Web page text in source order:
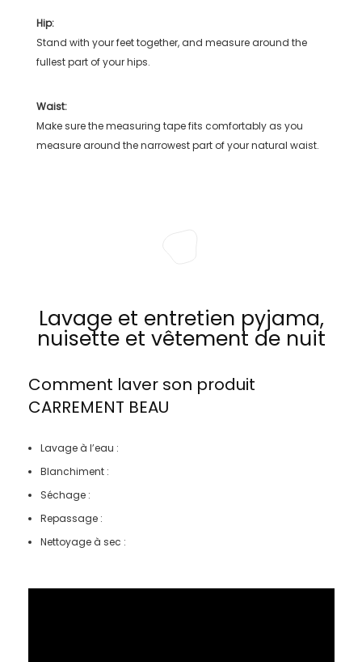
Hip:
Stand with your feet together, and measure around the
fullest part of your hips.
Waist:
Make sure the measuring tape fits comfortably as you
measure around the narrowest part of your natural waist.
Lavage et entretien pyjama,
nuisette et vêtement de nuit
Comment laver son produit
CARREMENT BEAU
Lavage à l’eau :
Blanchiment :
Séchage :
Repassage :
Nettoyage à sec :